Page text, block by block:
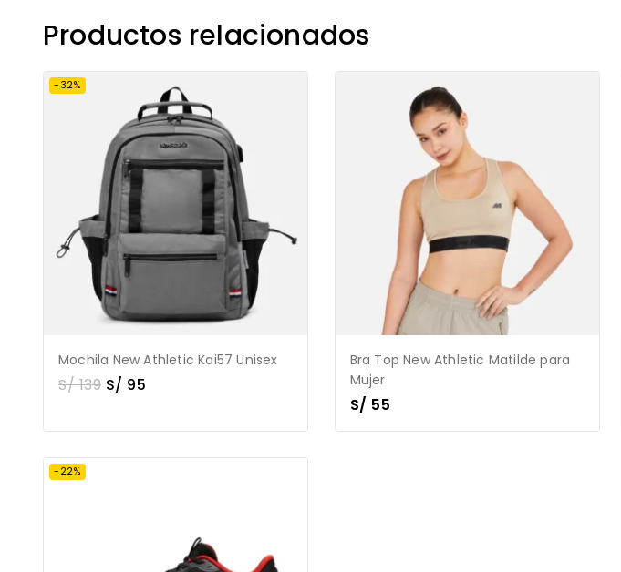
Productos relacionados
-32%
Mochila New Athletic Kai57 Unisex
S/139 S/ 95
Bra Top New Athletic Matilde para
Mujer
S/ 55
-22%